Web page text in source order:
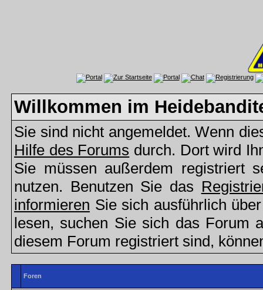
Willkommen im
Sie sind nicht angemeldet. Wenn
Hilfe des Forums durch. Dort wird
Sie müssen außerdem registriert
nutzen. Benutzen Sie das
informieren Sie sich ausführlich
lesen, suchen Sie sich das Forum
diesem Forum registriert sind,
Foren